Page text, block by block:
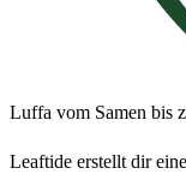
Luffa vom Samen bis
Leaftide erstellt dir